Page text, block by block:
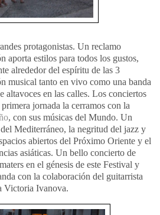
protagonistas. Un reclamo
aporta estilos para todos los gustos,
alrededor del espíritu de las 3
musical tanto en vivo como una banda
altavoces en las calles. Los conciertos
jornada la cerramos con la
, con sus músicas del Mundo. Un
Mediterráneo, la negritud del jazz y
abiertos del Próximo Oriente y el
asiáticas. Un bello concierto de
en el génesis de este Festival y
con la colaboración del guitarrista
Victoria Ivanova.